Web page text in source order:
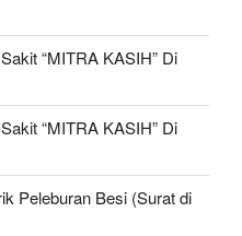
“MITRA KASIH” Di
“MITRA KASIH” Di
Peleburan Besi (Surat di